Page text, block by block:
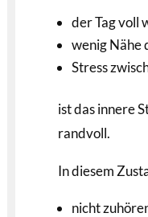
der Tag voll
wenig Nähe
Stress
ist das innere
randvoll.
In diesem
nicht